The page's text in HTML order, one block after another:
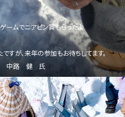
ムでニアピン賞もらったよ
すが、来年の参加もお待ちしてます。
中路 健 氏